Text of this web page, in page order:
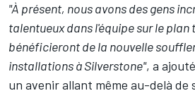
"À présent, nous avons des gens
talentueux dans l'équipe sur le plan
bénéficieront de la nouvelle
installations à Silverstone", a
un avenir allant même au-delà de